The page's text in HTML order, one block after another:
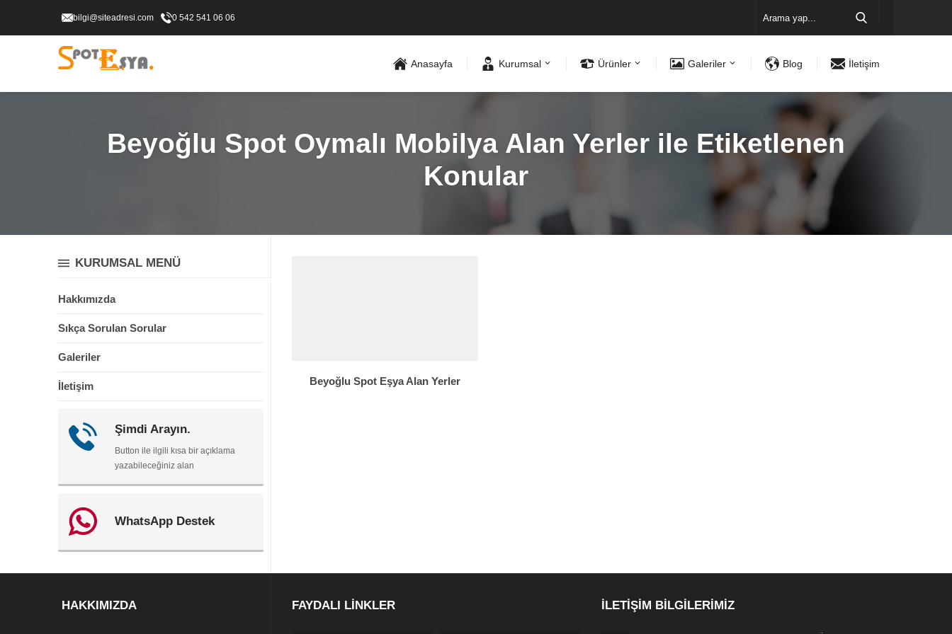
bilgi@siteadresi.com 0 542 541 06 06
Anasayfa Kurumsal Ürünler Galeriler Blog İletişim
Beyoğlu Spot Oymalı Mobilya Alan Yerler ile Etiketlenen
Konular
Beyoğlu Spot Eşya Alan Yerler
KURUMSAL MENÜ
Hakkımızda
Sıkça Sorulan Sorular
Galeriler
İletişim
Şimdi Arayın.
Button ile ilgili kısa bir açıklama
yazabileceğiniz alan
WhatsApp Destek
HAKKIMIZDA FAYDALI LİNKLER İLETİŞİM BİLGİLERİMİZ